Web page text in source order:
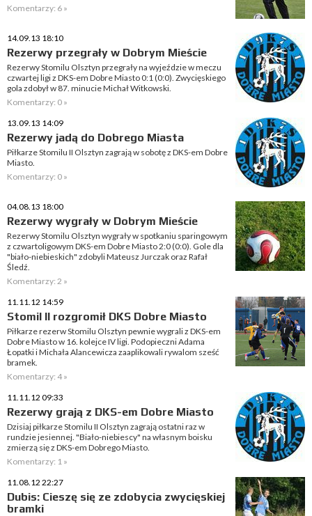
Komentarzy: 6 »
14.09.13 18:10
Rezerwy przegrały w Dobrym Mieście
Rezerwy Stomilu Olsztyn przegrały na wyjeździe w meczu
czwartej ligi z DKS-em Dobre Miasto 0:1 (0:0). Zwycięskiego
gola zdobył w 87. minucie Michał Witkowski.
Komentarzy: 0 »
13.09.13 14:09
Rezerwy jadą do Dobrego Miasta
Piłkarze Stomilu II Olsztyn zagrają w sobotę z DKS-em Dobre
Miasto.
Komentarzy: 0 »
04.08.13 18:00
Rezerwy wygrały w Dobrym Mieście
Rezerwy Stomilu Olsztyn wygrały w spotkaniu sparingowym
z czwartoligowym DKS-em Dobre Miasto 2:0 (0:0). Gole dla
"biało-niebieskich" zdobyli Mateusz Jurczak oraz Rafał
Śledź.
Komentarzy: 2 »
11.11.12 14:59
Stomil II rozgromił DKS Dobre Miasto
Piłkarze rezerw Stomilu Olsztyn pewnie wygrali z DKS-em
Dobre Miasto w 16. kolejce IV ligi. Podopieczni Adama
Łopatki i Michała Alancewicza zaaplikowali rywalom sześć
bramek.
Komentarzy: 4 »
11.11.12 09:33
Rezerwy grają z DKS-em Dobre Miasto
Dzisiaj piłkarze Stomilu II Olsztyn zagrają ostatni raz w
rundzie jesiennej. "Biało-niebiescy" na własnym boisku
zmierzą się z DKS-em Dobrego Miasto.
Komentarzy: 1 »
11.08.12 22:27
Dubis: Cieszę się ze zdobycia zwycięskiej
bramki